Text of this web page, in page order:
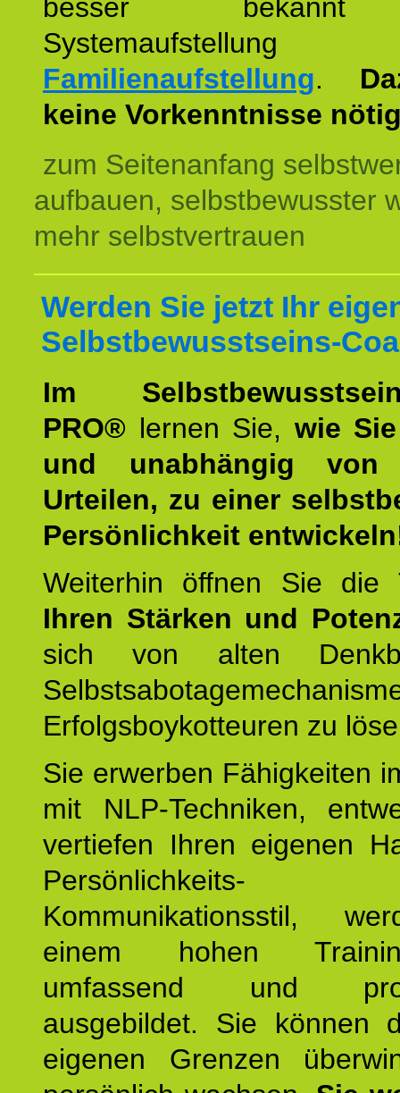
besser
Familienaufstellung.
keine Vorkenntnisse
zum Seitenanfang
aufbauen, selbstbewusster
mehr selbstvertrauen
Werden Sie jetzt Ihr
Selbstbewusstseins-
Im
PRO® lernen Sie, wie
und unabhängig von
Urteilen, zu einer
Persönlichkeit
Weiterhin öffnen Sie
Ihren Stärken und
sich von alten
Erfolgsboykotteuren zu
Sie erwerben Fähigkeiten
mit NLP-Techniken,
vertiefen Ihren eigenen
Kommunikationsstil,
einem hohen
umfassend und
ausgebildet. Sie können
eigenen Grenzen